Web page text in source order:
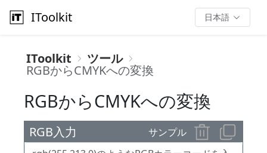
IToolkit 日本語
IToolkit ツール
RGBからCMYKへの変換
RGBからCMYKへの変換
RGB入力 サンプル